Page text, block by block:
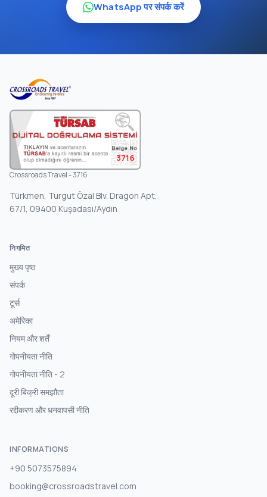
WhatsApp पर संपर्क करें
3716
Crossroads Travel - 3716
Türkmen, Turgut Özal Blv. Dragon Apt.
67/1, 09400 Kuşadası/Aydın
निगमित
मुख्य पृष्ठ
संपर्क
टूर्स
अमेरिका
नियम और शर्तें
गोपनीयता नीति
गोपनीयता नीति - 2
दूरी बिक्री समझौता
रद्दीकरण और धनवापसी नीति
INFORMATIONS
+90 5073575894
booking@crossroadstravel.com